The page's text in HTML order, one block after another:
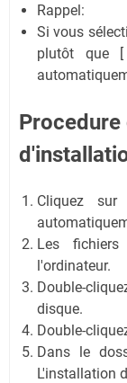
Rappel:
Si vous
plutôt que
Cliquez sur
Les
l'ordinateur.
Double-
disque.
Double-
Dans le
L'installation